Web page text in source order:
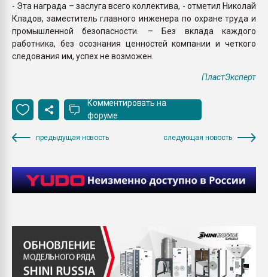
- Эта награда – заслуга всего коллектива, - отметил Николай
Кладов, заместитель главного инженера по охране труда и
промышленной безопасности. – Без вклада каждого
работника, без осознания ценностей компании и четкого
следования им, успех не возможен.
ПластЭксперт
Комментировать на
форуме
предыдущая новость следующая новость